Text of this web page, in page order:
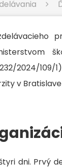
2024/109/
v
dni. Prvý